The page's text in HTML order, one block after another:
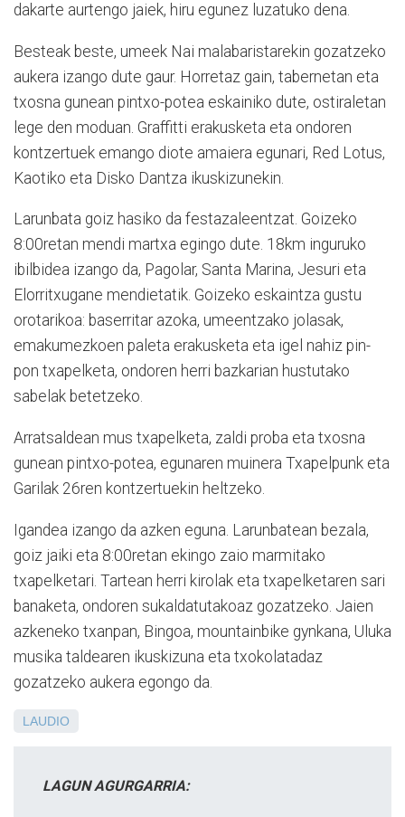
dakarte aurtengo jaiek, hiru egunez luzatuko dena.
Besteak beste, umeek Nai malabaristarekin gozatzeko
aukera izango dute gaur. Horretaz gain, tabernetan eta
txosna gunean pintxo-potea eskainiko dute, ostiraletan
lege den moduan. Graffitti erakusketa eta ondoren
kontzertuek emango diote amaiera egunari, Red Lotus,
Kaotiko eta Disko Dantza ikuskizunekin.
Larunbata goiz hasiko da festazaleentzat. Goizeko
8:00retan mendi martxa egingo dute. 18km inguruko
ibilbidea izango da, Pagolar, Santa Marina, Jesuri eta
Elorritxugane mendietatik. Goizeko eskaintza gustu
orotarikoa: baserritar azoka, umeentzako jolasak,
emakumezkoen paleta erakusketa eta igel nahiz pin-
pon txapelketa, ondoren herri bazkarian hustutako
sabelak betetzeko.
Arratsaldean mus txapelketa, zaldi proba eta txosna
gunean pintxo-potea, egunaren muinera Txapelpunk eta
Garilak 26ren kontzertuekin heltzeko.
Igandea izango da azken eguna. Larunbatean bezala,
goiz jaiki eta 8:00retan ekingo zaio marmitako
txapelketari. Tartean herri kirolak eta txapelketaren sari
banaketa, ondoren sukaldatutakoaz gozatzeko. Jaien
azkeneko txanpan, Bingoa, mountainbike gynkana, Uluka
musika taldearen ikuskizuna eta txokolatadaz
gozatzeko aukera egongo da.
LAUDIO
LAGUN AGURGARRIA: